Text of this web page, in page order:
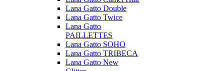
Lana Gatto Double
Lana Gatto Twice
Lana Gatto
PAILLETTES
Lana Gatto SOHO
Lana Gatto TRIBECA
Lana Gatto New